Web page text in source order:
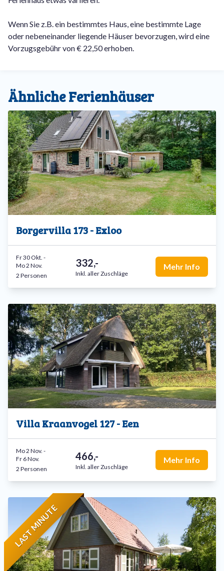
Wenn Sie z.B. ein bestimmtes Haus, eine bestimmte Lage
oder nebeneinander liegende Häuser bevorzugen, wird eine
Vorzugsgebühr von € 22,50 erhoben.
Ähnliche Ferienhäuser
Borgervilla 173 - Exloo
332,-
Inkl. aller Zuschläge
Fr 30 Okt. -
Mo 2 Nov.
2 Personen
Mehr Info
Villa Kraanvogel 127 - Een
466,-
Inkl. aller Zuschläge
Mo 2 Nov. -
Fr 6 Nov.
2 Personen
Mehr Info
LAST MINUTE